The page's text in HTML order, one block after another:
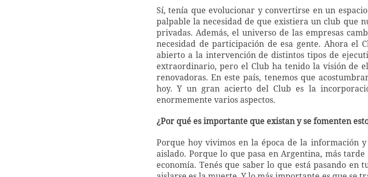
Sí, tenía que evolucionar y convertirse en un
palpable la necesidad de que existiera un club que
privadas. Además, el universo de las empresas
necesidad de participación de esa gente. Ahora el
abierto a la intervención de distintos tipos de
extraordinario, pero el Club ha tenido la visión de
renovadoras. En este país, tenemos que
hoy. Y un gran acierto del Club es la
enormemente varios aspectos.
¿Por qué es importante que existan y se fomenten
Porque hoy vivimos en la época de la información
aislado. Porque lo que pasa en Argentina, más
economía. Tenés que saber lo que está pasando en